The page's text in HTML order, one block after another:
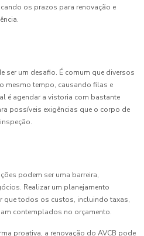
os prazos para renovação e
um desafio. É comum que diversos
mesmo tempo, causando filas e
é agendar a vistoria com bastante
possíveis exigências que o corpo de
podem ser uma barreira,
Realizar um planejamento
que todos os custos, incluindo taxas,
contemplados no orçamento.
proativa, a renovação do AVCB pode